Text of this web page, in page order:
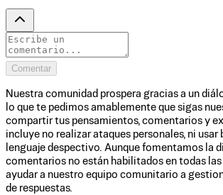
Comentar
Nuestra comunidad prospera gracias a un
lo que te pedimos amablemente que sigas
compartir tus pensamientos, comentarios y
incluye no realizar ataques personales, ni usar
lenguaje despectivo. Aunque fomentamos la
comentarios no están habilitados en todas las
ayudar a nuestro equipo comunitario a
de respuestas.